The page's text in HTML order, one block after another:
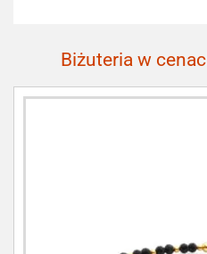
Biżuteria w